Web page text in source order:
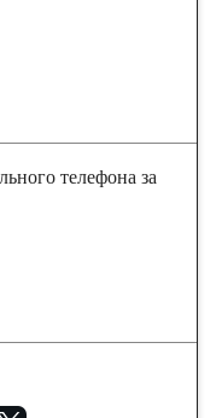
телефона за